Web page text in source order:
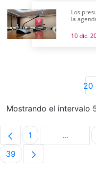
Los
la
10 dic.
20
Mostrando el intervalo
Página
1 ...
Página
39